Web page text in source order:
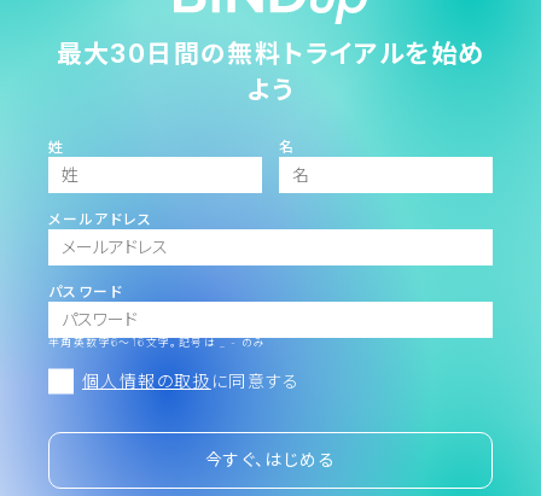
最大30日間の無料トライアルを始め
よう
姓 名
メールアドレス
パスワード
半角英数字6～16文字。記号は _ - のみ
個人情報の取扱 に同意する
今すぐ、はじめる